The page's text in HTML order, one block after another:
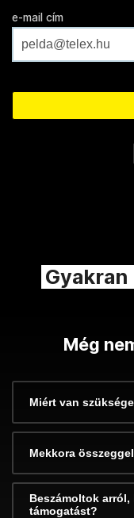
e-mail cím
Még
Miért van
Mekkora
Beszámoltok
támogatást?